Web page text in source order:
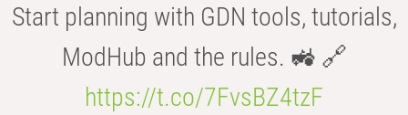
Start planning with GDN tools, tutorials,
ModHub and the rules. 🚜 🔗
https://t.co/7FvsBZ4tzF